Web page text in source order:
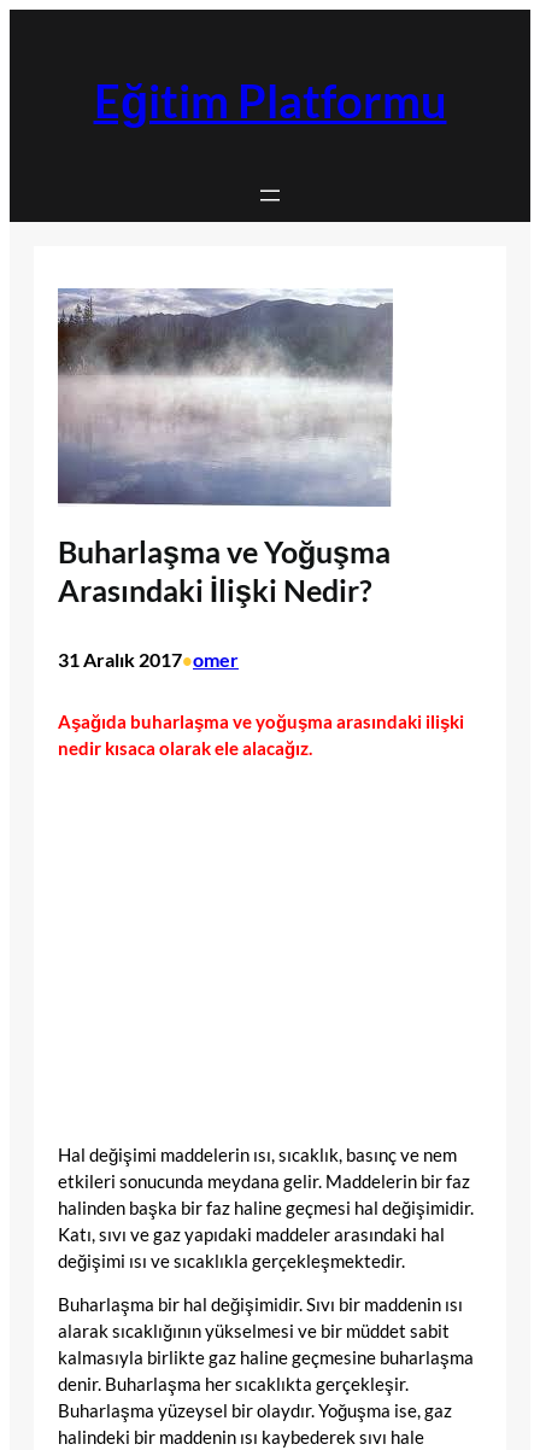
Eğitim Platformu
Buharlaşma ve Yoğuşma
Arasındaki İlişki Nedir?
31 Aralık 2017•omer
Aşağıda buharlaşma ve yoğuşma arasındaki ilişki
nedir kısaca olarak ele alacağız.
Hal değişimi maddelerin ısı, sıcaklık, basınç ve nem
etkileri sonucunda meydana gelir. Maddelerin bir faz
halinden başka bir faz haline geçmesi hal değişimidir.
Katı, sıvı ve gaz yapıdaki maddeler arasındaki hal
değişimi ısı ve sıcaklıkla gerçekleşmektedir.
Buharlaşma bir hal değişimidir. Sıvı bir maddenin ısı
alarak sıcaklığının yükselmesi ve bir müddet sabit
kalmasıyla birlikte gaz haline geçmesine buharlaşma
denir. Buharlaşma her sıcaklıkta gerçekleşir.
Buharlaşma yüzeysel bir olaydır. Yoğuşma ise, gaz
halindeki bir maddenin ısı kaybederek sıvı hale